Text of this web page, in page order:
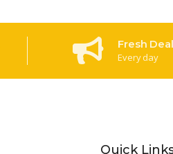
Fresh
Every day
Quick